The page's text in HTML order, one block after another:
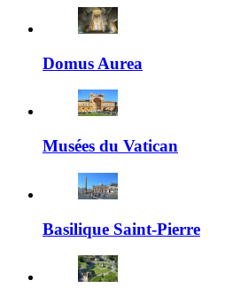
Domus Aurea
Musées du Vatican
Basilique Saint-Pierre